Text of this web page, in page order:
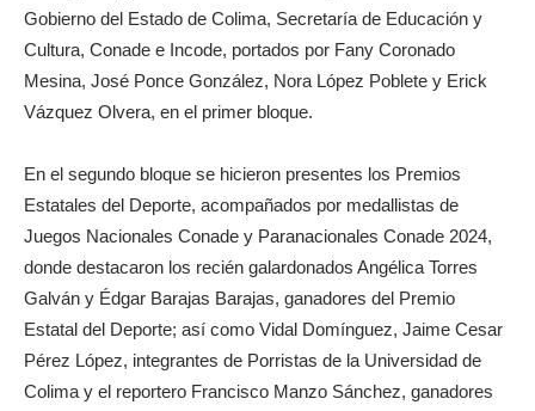
Gobierno del Estado de Colima, Secretaría de Educación y
Cultura, Conade e Incode, portados por Fany Coronado
Mesina, José Ponce González, Nora López Poblete y Erick
Vázquez Olvera, en el primer bloque.
En el segundo bloque se hicieron presentes los Premios
Estatales del Deporte, acompañados por medallistas de
Juegos Nacionales Conade y Paranacionales Conade 2024,
donde destacaron los recién galardonados Angélica Torres
Galván y Édgar Barajas Barajas, ganadores del Premio
Estatal del Deporte; así como Vidal Domínguez, Jaime Cesar
Pérez López, integrantes de Porristas de la Universidad de
Colima y el reportero Francisco Manzo Sánchez, ganadores